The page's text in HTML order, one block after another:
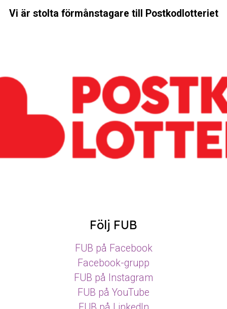
Vi är stolta förmånstagare till Postkodlotteriet
Följ FUB
FUB på Facebook
Facebook-grupp
FUB på Instagram
FUB på YouTube